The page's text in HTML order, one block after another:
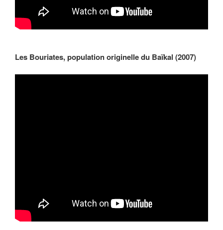
Les Bouriates, population originelle du Baïkal (2007)